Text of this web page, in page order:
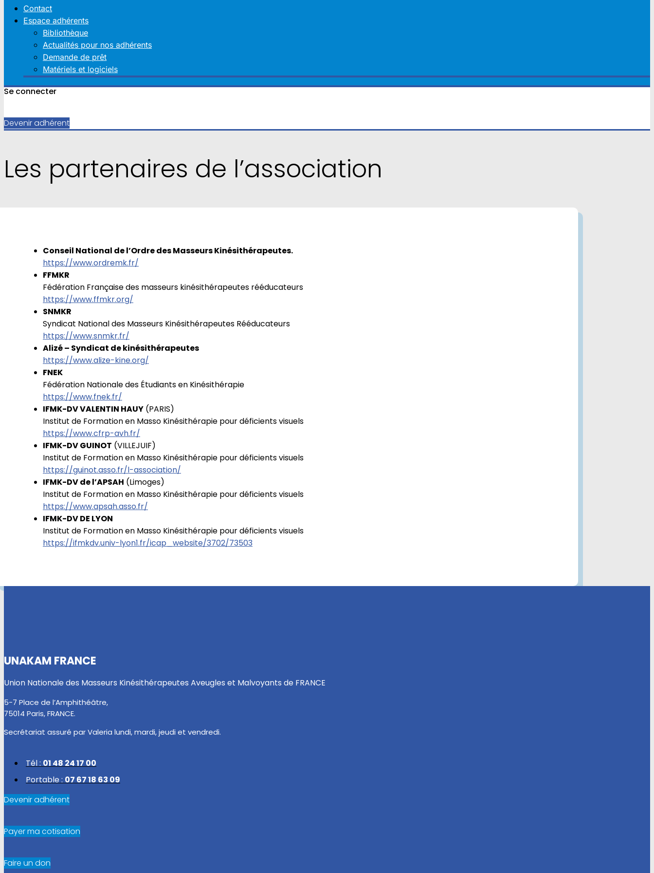
Contact
Espace adhérents
Bibliothèque
Actualités pour nos adhérents
Demande de prêt
Matériels et logiciels
Se connecter
Devenir adhérent
Les partenaires de l’association
Conseil National de l’Ordre des Masseurs Kinésithérapeutes.
https://www.ordremk.fr/
FFMKR
Fédération Française des masseurs kinésithérapeutes rééducateurs
https://www.ffmkr.org/
SNMKR
Syndicat National des Masseurs Kinésithérapeutes Rééducateurs
https://www.snmkr.fr/
Alizé – Syndicat de kinésithérapeutes
https://www.alize-kine.org/
FNEK
Fédération Nationale des Étudiants en Kinésithérapie
https://www.fnek.fr/
IFMK-DV VALENTIN HAUY (PARIS)
Institut de Formation en Masso Kinésithérapie pour déficients visuels
https://www.cfrp-avh.fr/
IFMK-DV GUINOT (VILLEJUIF)
Institut de Formation en Masso Kinésithérapie pour déficients visuels
https://guinot.asso.fr/l-association/
IFMK-DV de l’APSAH (Limoges)
Institut de Formation en Masso Kinésithérapie pour déficients visuels
https://www.apsah.asso.fr/
IFMK-DV DE LYON
Institut de Formation en Masso Kinésithérapie pour déficients visuels
https://ifmkdv.univ-lyon1.fr/icap_website/3702/73503
UNAKAM FRANCE
Union Nationale des Masseurs Kinésithérapeutes Aveugles et Malvoyants de FRANCE
5-7 Place de l’Amphithéâtre,
75014 Paris, FRANCE.
Secrétariat assuré par Valeria lundi, mardi, jeudi et vendredi.
Tél : 01 48 24 17 00
Portable : 07 67 18 63 09
Devenir adhérent
Payer ma cotisation
Faire un don